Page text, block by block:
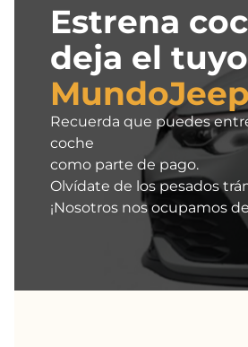
Estrena
deja el
MundoJeep
Recuerda que puedes
coche
como parte de pago.
Olvídate de los pesados
¡Nosotros nos ocupamos